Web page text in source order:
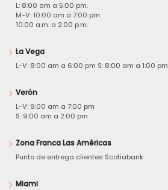
L: 8:00 am a 5:00 pm.
M-V: 10:00 am a 7:00 pm.
10:00 a.m. a 2:00 p.m.
La Vega
L-V: 8:00 am a 6:00 pm S: 8:00 am a 1:00 pm
Verón
L-V: 9:00 am a 7:00 pm
S: 9:00 am a 2:00 pm
Zona Franca Las Américas
Punto de entrega clientes Scotiabank
Miami